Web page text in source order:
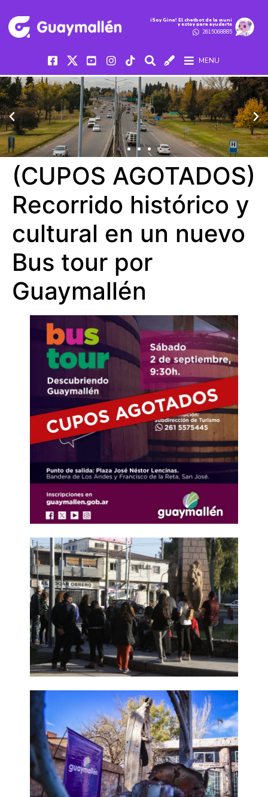
iSoy Gina! El chatbot de la muni
y estoy para ayudarte
2615068885
MENU
(CUPOS AGOTADOS)
Recorrido histórico y
cultural en un nuevo
Bus tour por
Guaymallén